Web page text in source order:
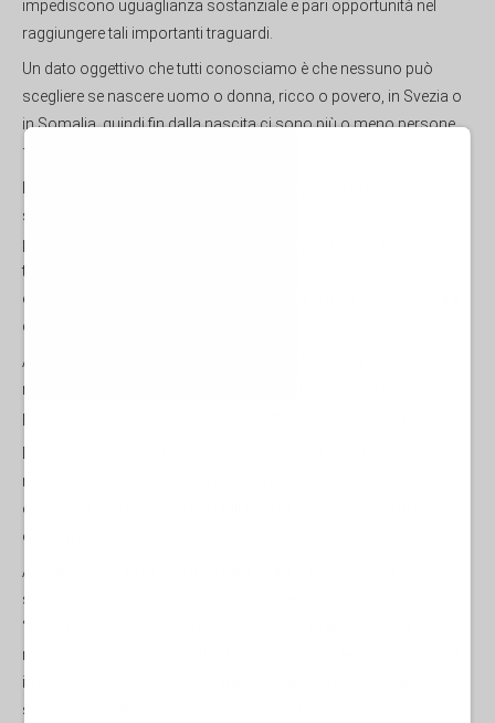
impediscono uguaglianza sostanziale e pari opportunità nel
raggiungere tali importanti traguardi.
Un dato oggettivo che tutti conosciamo è che nessuno può
scegliere se nascere uomo o donna, ricco o povero, in Svezia o
in Somalia, quindi fin dalla nascita ci sono più o meno persone
fortunate.
suo celebre libro
persone è fortemente influenzata dalla “lotteria sociale” cioè da
tutti quei fattori assolutamente arbitrari che, come primo
elemento, sono: le contingenze familiari e sociali, cioè nascita e
classe sociale della famigli d’origine.
A questo si deve aggiungere che esiste anche una “lotteria
naturale” che assegna talenti e capacità intellettive differenti tra le
persone e ancora una volta non siamo noi a poter scegliere.
merito o presunto tale, quando non c’è una equa uguaglianza di
opportunità, un piano di uguaglianza iniziale, un metro di reale e
oggettiva giustizia.
Anche se ognuno, nel corso della vita, ha la possibilità di
sviluppare capacità e quei meriti allo stesso modo di altri più
“fortunati” in queste lotterie ma, ovviamente questo, a chi non
nasce in condizioni di particolare fortuna, costerà uno sforzo e
impegno sicuramente più grande. Aggiungiamoci che questi
sforzi sono difficilissimi da capire, per chi nasce in condizioni